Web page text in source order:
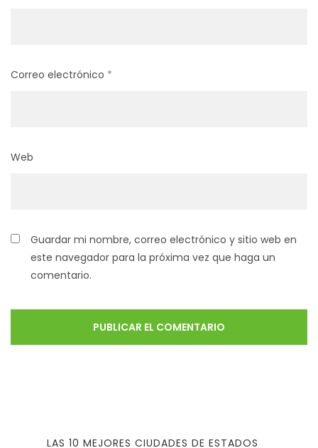
Correo electrónico *
Web
Guardar mi nombre, correo electrónico y sitio web en
este navegador para la próxima vez que haga un
comentario.
LAS 10 MEJORES CIUDADES DE ESTADOS